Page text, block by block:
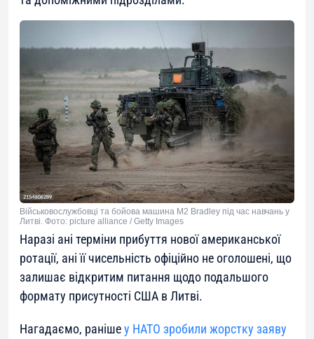
Військовослужбовці та бойова машина M2 Bradley під час навчань у
Литві. Фото: picture alliance / Getty Images
Наразі ані терміни прибуття нової американської
ротації, ані її чисельність офіційно не оголошені, що
залишає відкритим питання щодо подальшого
формату присутності США в Литві.
Нагадаємо, ранішеу НАТО зробили жорстку заяву